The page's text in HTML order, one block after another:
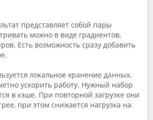
представляет собой пары
можно в виде градиентов,
Есть возможность сразу добавить
локальное хранение данных,
ускорить работу. Нужный набор
в кэше. При повторной загрузке они
при этом снижается нагрузка на